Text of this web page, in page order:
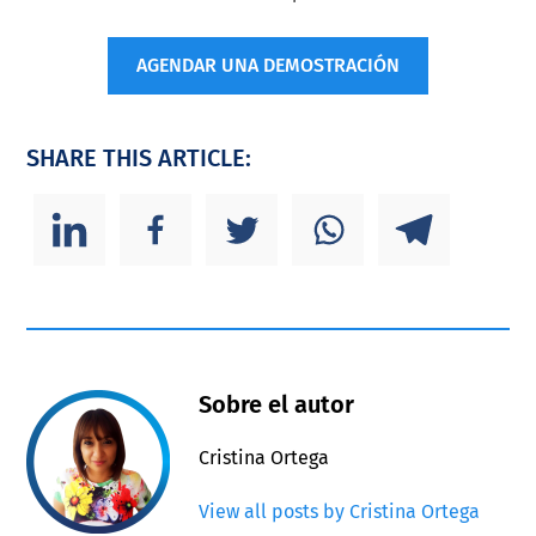
AGENDAR UNA DEMOSTRACIÓN
SHARE THIS ARTICLE:
Sobre el autor
Cristina Ortega
View all posts by Cristina Ortega